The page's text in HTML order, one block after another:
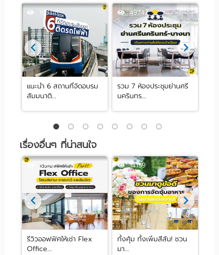
163318
แนะนำ 6 สถานที่จัดอบรม
สัมมนาติ...
49742
รวม 7 ห้องประชุมย่านศรี
นครินทร...
เรื่องอื่นๆ ที่น่าสนใจ
8704
รีวิวออฟฟิศให้เช่า Flex
Office...
14159
ทั้งคุ้ม ทั้งเพิ่มสีสัน! ชวน
มา...